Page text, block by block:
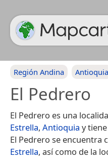
Región Andina Antioquia
El Pedrero
El Pedrero es una
Estrella, Antioquia y
El Pedrero se encuentra
Estrella, así como de la